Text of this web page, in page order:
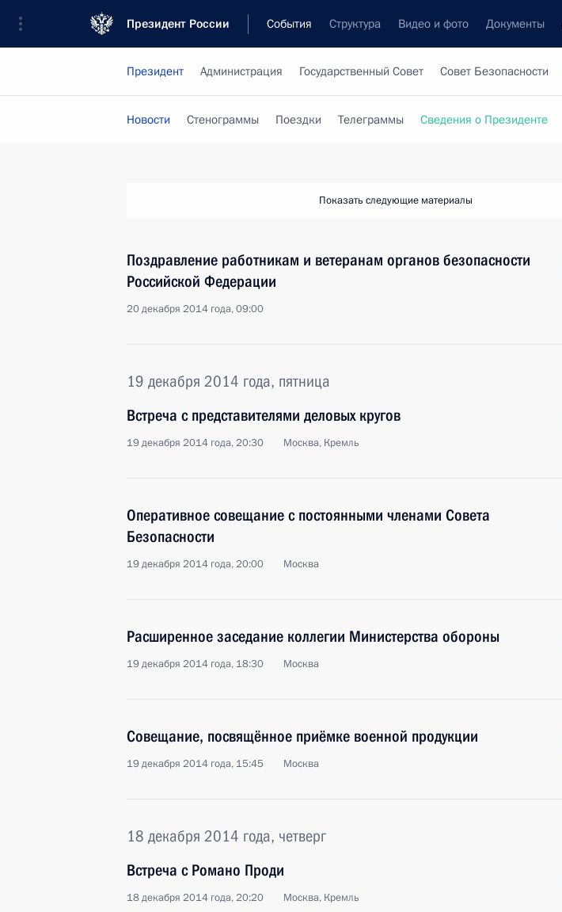
Президент России События Структура Видео и фото Документы
Президент Администрация Государственный Совет Совет Безопасности
Новости Стенограммы Поездки Телеграммы Сведения о Президенте
Показать следующие материалы
Поздравление работникам и ветеранам органов безопасности
Российской Федерации
20 декабря 2014 года, 09:00
19 декабря 2014 года, пятница
Встреча с представителями деловых кругов
19 декабря 2014 года, 20:30 Москва, Кремль
Оперативное совещание с постоянными членами Совета
Безопасности
19 декабря 2014 года, 20:00 Москва
Расширенное заседание коллегии Министерства обороны
19 декабря 2014 года, 18:30 Москва
Совещание, посвящённое приёмке военной продукции
19 декабря 2014 года, 15:45 Москва
18 декабря 2014 года, четверг
Встреча с Романо Проди
18 декабря 2014 года, 20:20 Москва, Кремль